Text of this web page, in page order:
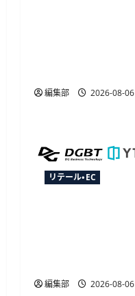
編集部 2026-08-06
リテール・EC
編集部 2026-08-06